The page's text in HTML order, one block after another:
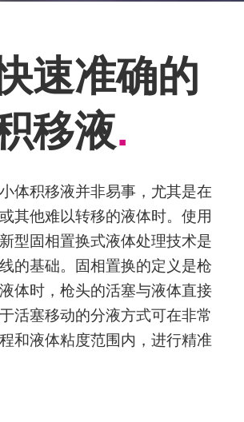
速准确的
移液.
体积移液并非易事，尤其是在
其他难以转移的液体时。使用
型固相置换式液体处理技术是
的基础。固相置换的定义是枪
体时，枪头的活塞与液体直接
活塞移动的分液方式可在非常
和液体粘度范围内，进行精准